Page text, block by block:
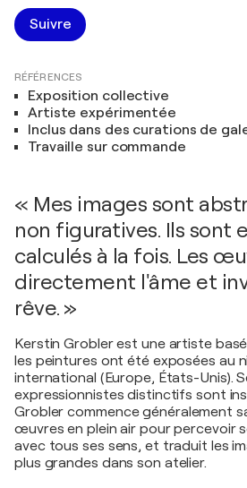
Suivre
RÉFÉRENCES
Exposition collective
Artiste expérimentée
Inclus dans des curations de
Travaille sur commande
« Mes images sont
non figuratives. Ils sont
calculés à la fois. Les
directement l'âme et
rêve. »
Kerstin Grobler est une artiste
les peintures ont été exposées au
international (Europe, États-Unis).
expressionnistes distinctifs sont
Grobler commence généralement
œuvres en plein air pour percevoir
avec tous ses sens, et traduit les
plus grandes dans son atelier.